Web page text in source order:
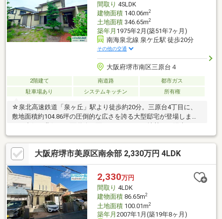
間取り 4SLDK
建物面積140.06m2
土地面積346.65m2
築年月 1975年2月(築51年7ヶ月)
南海泉北線 泉ケ丘駅 徒歩20分
その他の交通
大阪府堺市南区三原台４
2階建て 南道路
都市ガス
駐車場あり
システムキッチン 所有権
☆泉北高速鉄道「泉ヶ丘」駅より徒歩約20分。三原台4丁目に、
敷地面積約104.86坪の圧倒的な広さを誇る大型邸宅が登場しまし
た。南側・北側の両面道路に面したフラットな地勢で、陽当り・
通風・開放感ともに抜群の好立地です。建物は延床面積140.06㎡
のゆとりある木造2階建て。室内は2008年頃にリフォーム工事を
実施しており、システムキッチンや浴室、洗面台、トイレといっ
た水回り設備の新調、全室のクロス張替などが行われ、丁寧に使
用されています♪敷地内には嬉しいお庭スペースのほか、ガレージ
風の駐車スペースも完備。近隣に小学校や公園、大型病院が揃
う、子育てにも大変便利な生活至便エリアです。
大阪府堺市美原区南余部 2,330万円 4LDK
2,330万円
間取り 4LDK
建物面積86.65m2
土地面積100.01m2
築年月 2007年1月(築19年8ヶ月)